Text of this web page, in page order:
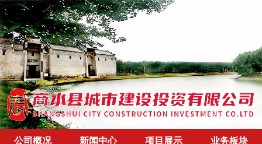
公司概况 新闻中心 项目展示
业务板块